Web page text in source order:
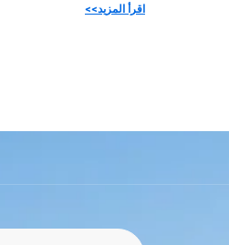
اقرأ المزيد>>